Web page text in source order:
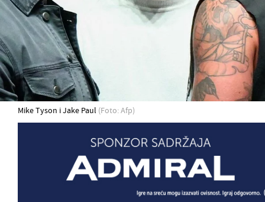
Mike Tyson i Jake Paul (Foto: Afp)